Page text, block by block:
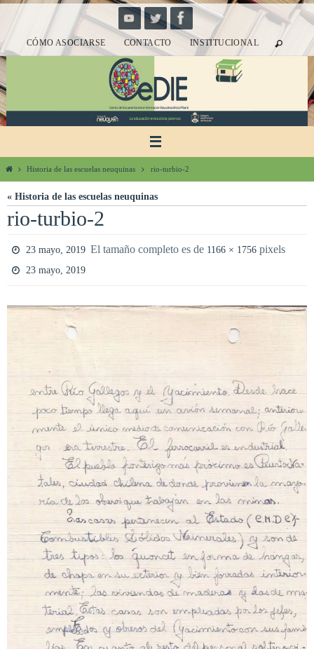
contenidoCÓMO ASOCIARSE CONTACTO INSTITUCIONAL
InicioHistoria de las escuelas neuquinas rio-turbio-2
« Historia de las escuelas neuquinas
rio-turbio-2
23 mayo, 2019 El tamaño completo es de 1166 × 1756 pixels
23 mayo, 2019